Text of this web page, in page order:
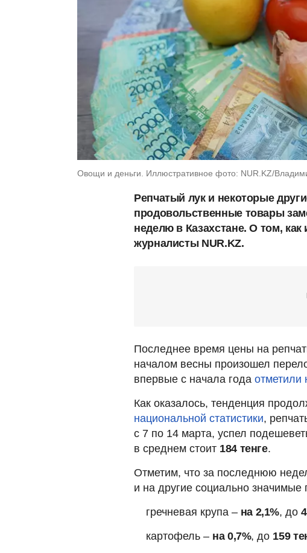
Овощи и деньги. Иллюстративное фото: NUR.KZ/
Репчатый лук и некоторые
продовольственные товары
неделю в Казахстане. О том,
журналисты NUR.KZ.
Последнее время цены на
началом весны произошел
впервые с начала года отметили
Как оказалось, тенденция
национальной статистики,
с 7 по 14 марта, успел
в среднем стоит 184 тенге.
Отметим, что за последнюю
и на другие социально
гречневая крупа – на 2,1%, до
картофель – на 0,7%, до 159